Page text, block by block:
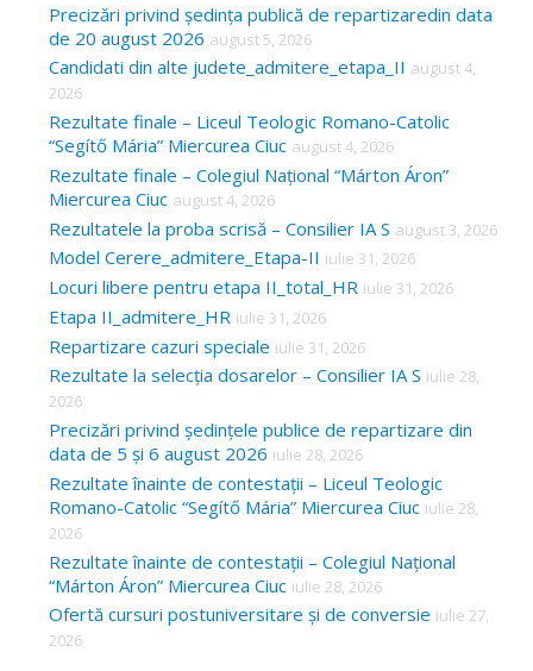
Precizări privind ședința publică de repartizaredin data
de 20 august 2026 august 5, 2026
Candidati din alte judete_admitere_etapa_II august 4,
2026
Rezultate finale – Liceul Teologic Romano-Catolic
“Segítő Mária” Miercurea Ciuc august 4, 2026
Rezultate finale – Colegiul Național “Márton Áron”
Miercurea Ciuc august 4, 2026
Rezultatele la proba scrisă – Consilier IA S august 3, 2026
Model Cerere_admitere_Etapa-II iulie 31, 2026
Locuri libere pentru etapa II_total_HR iulie 31, 2026
Etapa II_admitere_HR iulie 31, 2026
Repartizare cazuri speciale iulie 31, 2026
Rezultate la selecția dosarelor – Consilier IA S iulie 28,
2026
Precizări privind ședințele publice de repartizare din
data de 5 și 6 august 2026 iulie 28, 2026
Rezultate înainte de contestații – Liceul Teologic
Romano-Catolic “Segítő Mária” Miercurea Ciuc iulie 28,
2026
Rezultate înainte de contestații – Colegiul Național
“Márton Áron” Miercurea Ciuc iulie 28, 2026
Ofertă cursuri postuniversitare și de conversie iulie 27,
2026